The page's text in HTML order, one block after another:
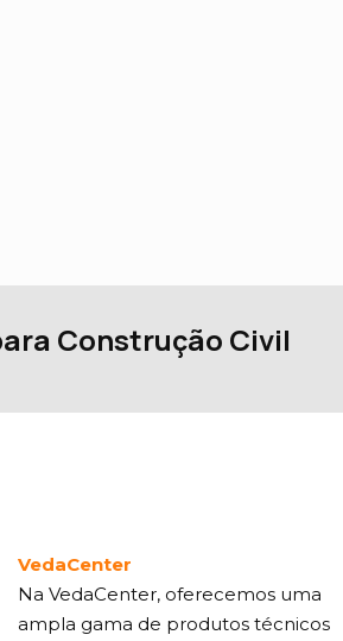
Construção Civil
VedaCenter
Na VedaCenter, oferecemos uma
ampla gama de produtos técnicos